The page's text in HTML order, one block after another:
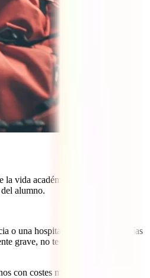
la vida académica y los riesgos
alumno.
o una hospitalización de pocos días
grave, no te enfrentes a facturas
con costes muy elevados como